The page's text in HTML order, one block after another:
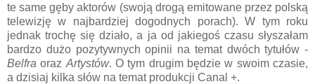
te same gęby aktorów (swoją drogą emitowane przez polską
telewizję w najbardziej dogodnych porach). W tym roku
jednak trochę się działo, a ja od jakiegoś czasu słyszałam
bardzo dużo pozytywnych opinii na temat dwóch tytułów -
Belfraoraz Artystów. O tym drugim będzie w swoim czasie,
a dzisiaj kilka słów na temat produkcji Canal +.